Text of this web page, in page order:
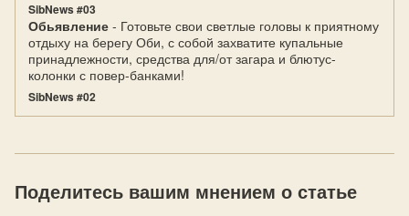
SibNews #03
Обьявление - Готовьте свои светлые головы к приятному
отдыху на берегу Оби, с собой захватите купальные
принадлежности, средства для/от загара и блютус-
колонки с повер-банками!
SibNews #02
Поделитесь вашим мнением о статье